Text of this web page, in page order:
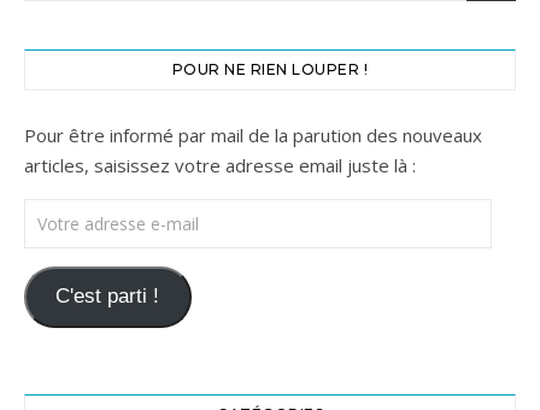
POUR NE RIEN LOUPER !
Pour être informé par mail de la parution des nouveaux
articles, saisissez votre adresse email juste là :
Votre adresse e-mail
C'est parti !